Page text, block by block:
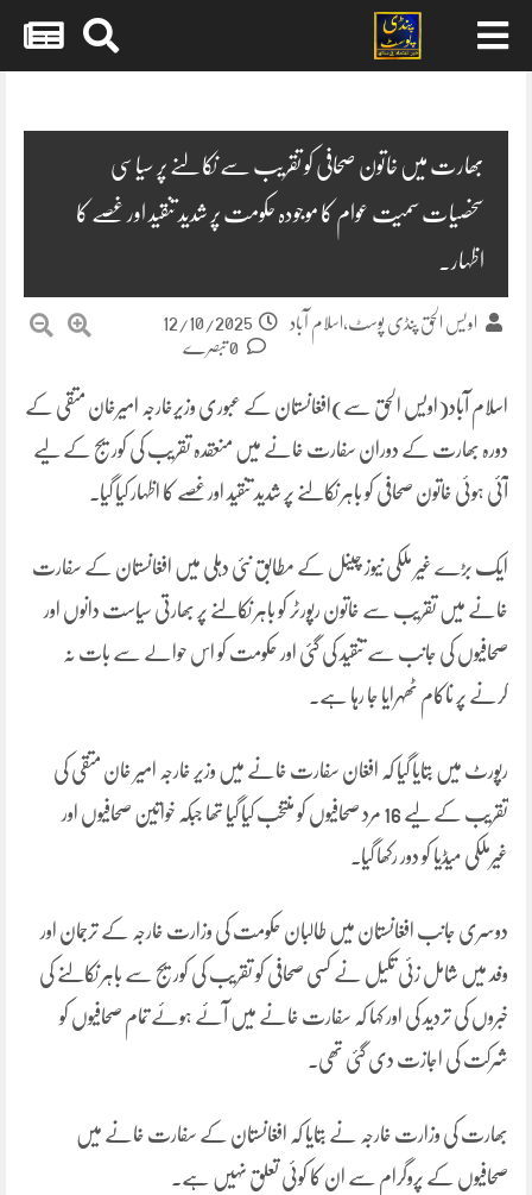
بھارت میں خاتون صحافی کو تقریب سے نکالنے پر سیاسی
سخصیات سمیت عوام کا موجودہ حکومت پر شدید تنقید اور غصے کا
اظہار۔
اویس الحق پنڈی پوسٹ،اسلام آباد
12/10/2025
اسلام آباد(اویس الحق سے)افغانستان کے عبوری وزیرخارجہ امیرخان متقی کے
دورہ بھارت کے دوران سفارت خانے میں منعقدہ تقریب کی کوریج کے لیے
آئی ہوئی خاتون صحافی کو باہر نکالنے پر شدید تنقید اور غصے کا اظہار کیا گیا۔
ایک بڑے غیر ملکی نیوز چینل کے مطابق نئی دہلی میں افغانستان کے سفارت
خانے میں تقریب سے خاتون رپورٹر کو باہر نکالنے پر بھارتی سیاست دانوں اور
صحافیوں کی جانب سے تنقید کی گئی اور حکومت کو اس حوالے سے بات نہ
کرنے پر ناکام ٹھہرایا جا رہا ہے۔
رپورٹ میں بتایا گیا کہ افغان سفارت خانے میں وزیر خارجہ امیر خان متقی کی
تقریب کے لیے 16 مرد صحافیوں کو منتخب کیا گیا تھا جبکہ خواتین صحافیوں اور
غیرملکی میڈیا کو دور رکھا گیا۔
دوسری جانب افغانستان میں طالبان حکومت کی وزارت خارجہ کے ترجمان اور
وفد میں شامل زئی تکیل نے کسی صحافی کو تقریب کی کوریج سے باہر نکالنے کی
خبروں کی تردید کی اور کہا کہ سفارت خانے میں آئے ہوئے تمام صحافیوں کو
شرکت کی اجازت دی گئی تھی۔
بھارت کی وزارت خارجہ نے بتایا کہ افغانستان کے سفارت خانے میں
صحافیوں کے پروگرام سے ان کا کوئی تعلق نہیں ہے۔